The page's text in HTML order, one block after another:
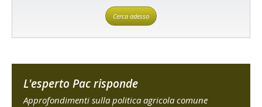
Cerca adesso
L'esperto Pac risponde
Approfondimenti sulla politica agricola comune